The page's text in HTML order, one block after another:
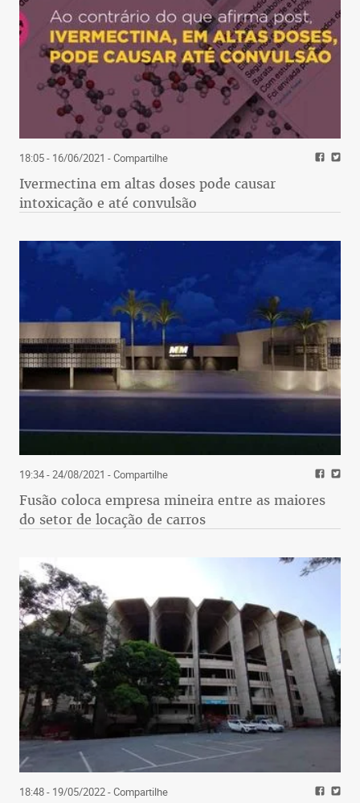
18:05 - 16/06/2021 - Compartilhe
Ivermectina em altas doses pode causar
intoxicação e até convulsão
19:34 - 24/08/2021 - Compartilhe
Fusão coloca empresa mineira entre as maiores
do setor de locação de carros
18:48 - 19/05/2022- Compartilhe